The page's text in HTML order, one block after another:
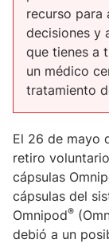
recurso para
decisiones y
que tienes a
un médico
tratamiento
El 26 de mayo
retiro
cápsulas
cápsulas del
Omnipod®
debió a un